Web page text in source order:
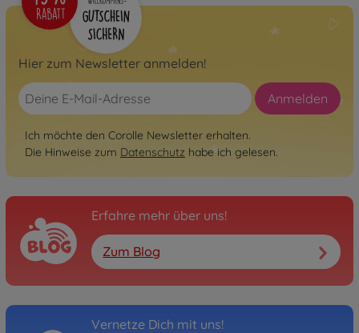
Hier zum Newsletter anmelden!
Anmelden
Ich möchte den Corolle Newsletter erhalten.
Die Hinweise zum Datenschutz habe ich gelesen.
Erfahre mehr über uns!
Zum Blog
Vernetze Dich mit uns!